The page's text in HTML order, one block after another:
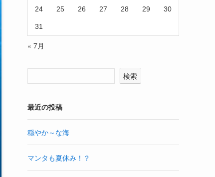
24 25 26 27 28 29 30
31
« 7月
検索
最近の投稿
穏やか～な海
マンタも夏休み！？